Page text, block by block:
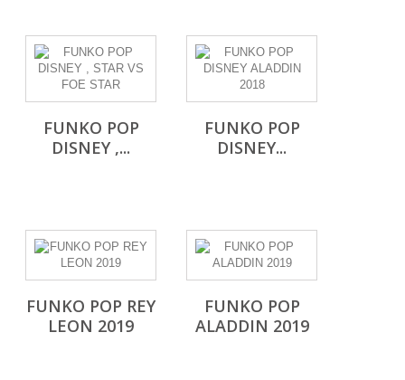
FUNKO POP
DISNEY ,...
FUNKO POP
DISNEY...
FUNKO POP REY
LEON 2019
FUNKO POP
ALADDIN 2019